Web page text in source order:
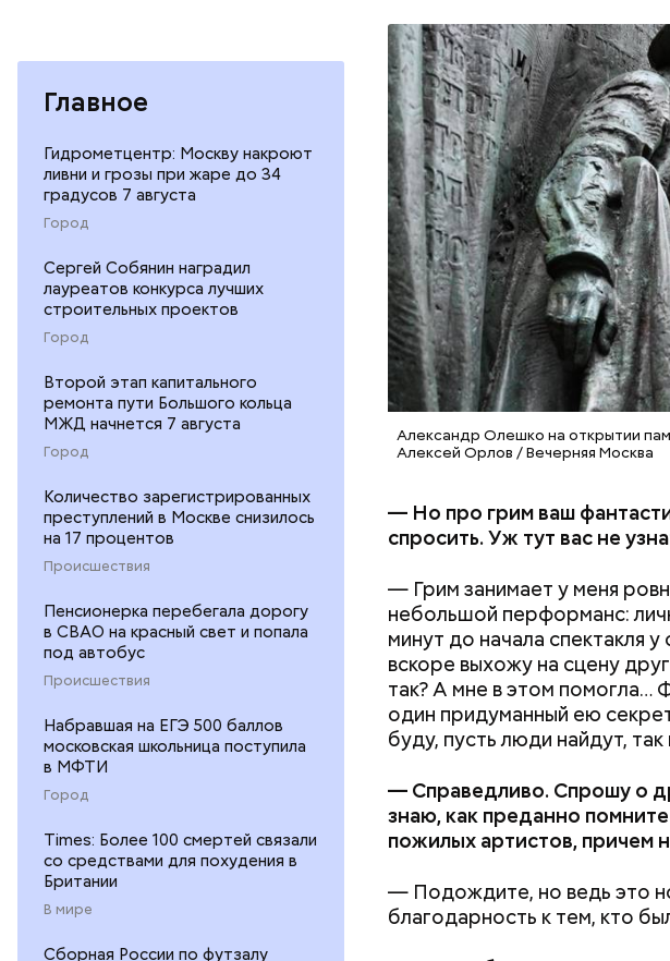
Главное
Гидрометцентр: Москву накроют
ливни и грозы при жаре до 34
градусов 7 августа
Город
Сергей Собянин наградил
лауреатов конкурса лучших
строительных проектов
Город
Второй этап капитального
ремонта пути Большого кольца
МЖД начнется 7 августа
Город
Количество зарегистрированных
преступлений в Москве снизилось
на 17 процентов
Происшествия
Пенсионерка перебегала дорогу
в СВАО на красный свет и попала
под автобус
Происшествия
Набравшая на ЕГЭ 500 баллов
московская школьница поступила
в МФТИ
Город
Times: Более 100 смертей связали
со средствами для похудения в
Британии
В мире
Сборная России по футзалу
Александр Олешко на открытии
Алексей Орлов / Вечерняя Москва
— Но про грим ваш
спросить. Уж тут вас не
— Грим занимает у меня
небольшой перформанс:
минут до начала спектакля
вскоре выхожу на сцену
так? А мне в этом помогла…
один придуманный ею
буду, пусть люди найдут,
— Справедливо. Спрошу о
знаю, как преданно
пожилых артистов, причем
— Подождите, но ведь это
благодарность к тем, кто